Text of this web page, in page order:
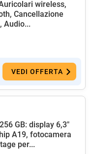
wireless,
Cancellazione
Audio...
VEDI OFFERTA
GB: display 6,3"
A19, fotocamera
per...